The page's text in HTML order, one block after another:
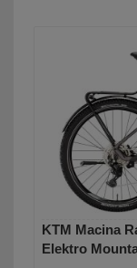
KTM Macina
Elektro